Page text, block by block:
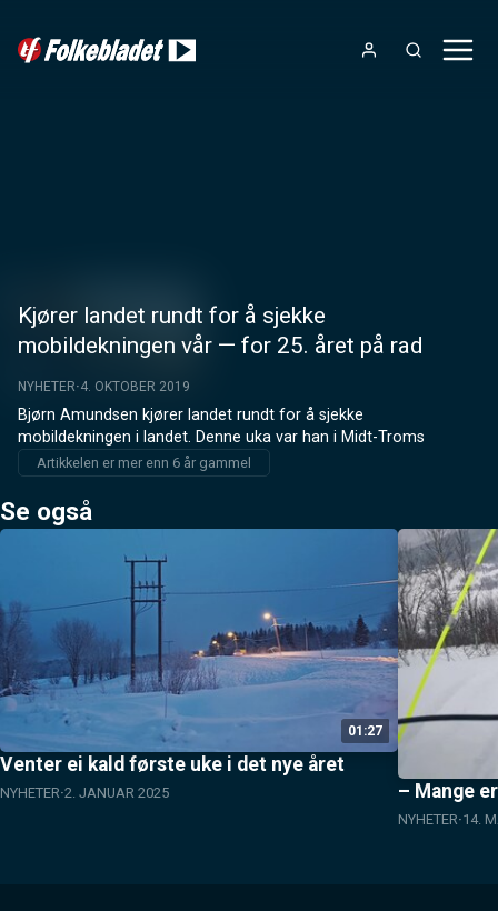
Kjører landet rundt for å sjekke
mobildekningen vår — for 25. året på rad
NYHETER 4. OKTOBER 2019
Bjørn Amundsen kjører landet rundt for å sjekke
mobildekningen i landet. Denne uka var han i Midt-Troms
Artikkelen er mer enn 6 år gammel
Se også
01:27
Venter ei kald første uke i det nye året
NYHETER 2. JANUAR 2025 – Mange
NYHETER 14.